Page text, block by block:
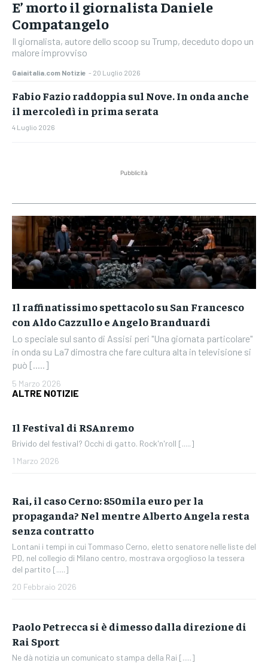
E’ morto il giornalista Daniele
Compatangelo
Il giornalista, autore dello scoop su Trump, deceduto dopo un
malore improvviso
Gaiaitalia.com Notizie - 20 Luglio 2026
Fabio Fazio raddoppia sul Nove. In onda anche
il mercoledì in prima serata
4 Luglio 2026
Pubblicità
Il raffinatissimo spettacolo su San Francesco
con Aldo Cazzullo e Angelo Branduardi
Lo speciale sul santo di Assisi peri "Una giornata particolare"
in onda su La7 dimostra che fare cultura alta in televisione si
può [.....]
5 Marzo 2026
ALTRE NOTIZIE
Il Festival di RSAnremo
Brivido del festival? Occhi di gatto. Rock'n'roll [.....]
1 Marzo 2026
Rai, il caso Cerno: 850mila euro per la
propaganda? Nel mentre Alberto Angela resta
senza contratto
Lontani i tempi in cui Tommaso Cerno, eletto senatore nelle liste del
PD, nel collegio di Milano centro, mostrava orgoglioso la tessera
del partito [.....]
20 Febbraio 2026
Paolo Petrecca si è dimesso dalla direzione di
Rai Sport
Ne dà notizia un comunicato stampa della Rai [.....]